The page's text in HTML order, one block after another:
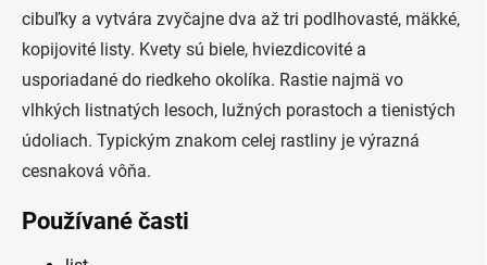
cibuľky a vytvára zvyčajne dva až tri podlhovasté, mäkké,
kopijovité listy. Kvety sú biele, hviezdicovité a
usporiadané do riedkeho okolíka. Rastie najmä vo
vlhkých listnatých lesoch, lužných porastoch a tienistých
údoliach. Typickým znakom celej rastliny je výrazná
cesnaková vôňa.
Používané časti